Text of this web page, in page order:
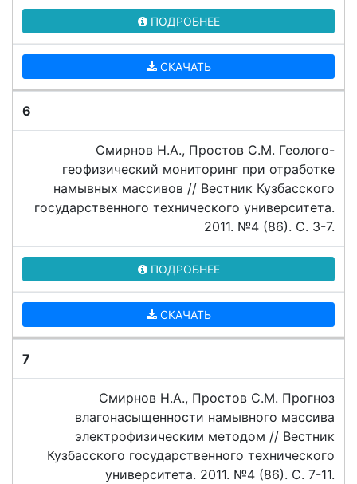
ПОДРОБНЕЕ
СКАЧАТЬ
6
Смирнов Н.А., Простов С.М. Геолого-
геофизический мониторинг при отработке
намывных массивов // Вестник Кузбасского
государственного технического университета.
2011. №4 (86). C. 3-7.
ПОДРОБНЕЕ
СКАЧАТЬ
7
Смирнов Н.А., Простов С.М. Прогноз
влагонасыщенности намывного массива
электрофизическим методом // Вестник
Кузбасского государственного технического
университета. 2011. №4 (86). C. 7-11.